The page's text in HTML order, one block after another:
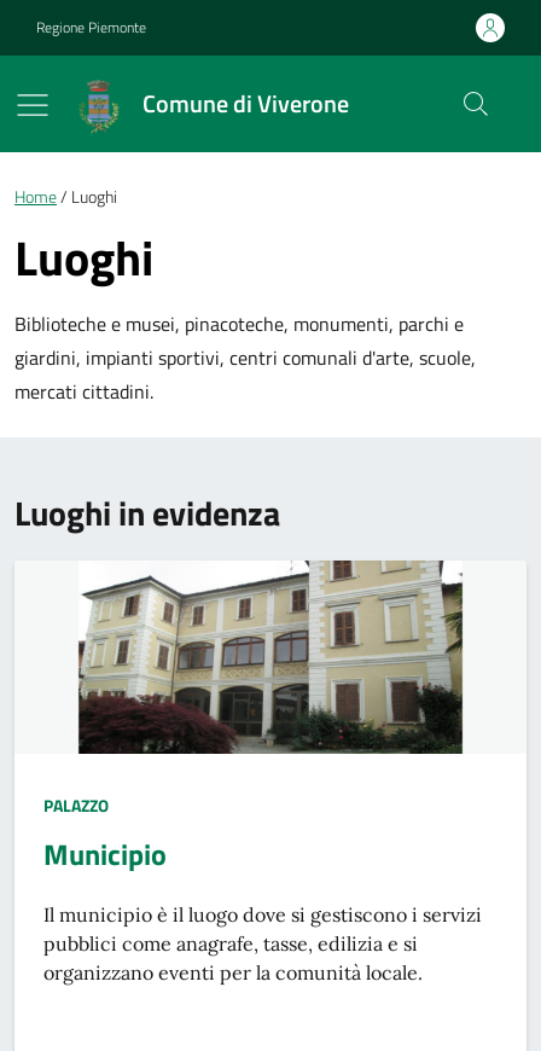
Regione Piemonte
Comune di Viverone
Briciole di pane
Home Luoghi
Luoghi
Biblioteche e musei, pinacoteche, monumenti, parchi e
giardini, impianti sportivi, centri comunali d'arte, scuole,
mercati cittadini.
Luoghi in evidenza
PALAZZO
Municipio
Descrizione breve
Il municipio è il luogo dove si gestiscono i servizi
pubblici come anagrafe, tasse, edilizia e si
organizzano eventi per la comunità locale.